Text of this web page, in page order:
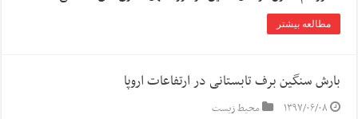
مطالعه بیشتر
بارش سنگین برف تابستانی در ارتفاعات اروپا
۱۳۹۷/۰۶/۰۸ محیط زیست